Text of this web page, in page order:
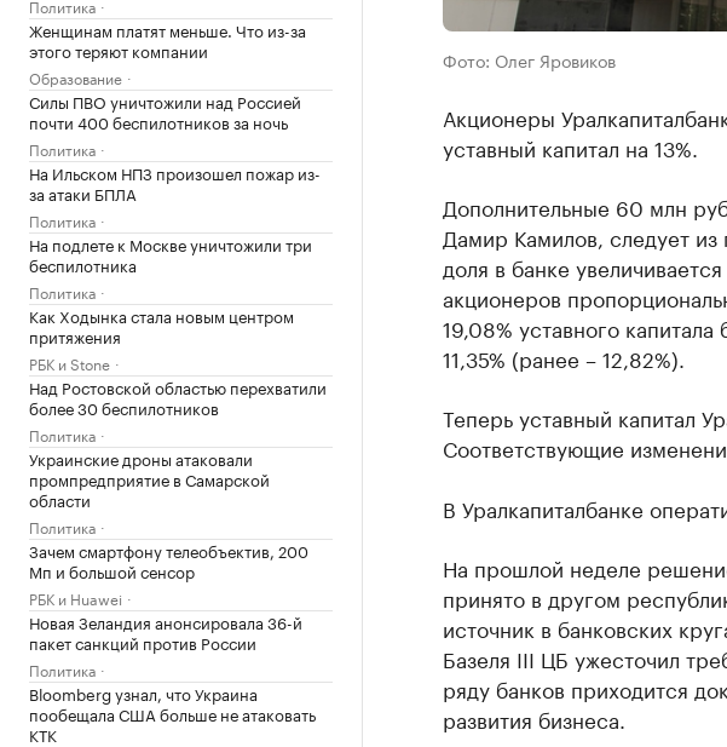
Политика
Женщинам платят меньше. Что из-за
этого теряют компании
Образование
Силы ПВО уничтожили над Россией
почти 400 беспилотников за ночь
Политика
На Ильском НПЗ произошел пожар из-
за атаки БПЛА
Политика
На подлете к Москве уничтожили три
беспилотника
Политика
Как Ходынка стала новым центром
притяжения
РБК и Stone
Над Ростовской областью перехватили
более 30 беспилотников
Политика
Украинские дроны атаковали
промпредприятие в Самарской
области
Политика
Зачем смартфону телеобъектив, 200
Мп и большой сенсор
РБК и Huawei
Новая Зеландия анонсировала 36-й
пакет санкций против России
Политика
Bloomberg узнал, что Украина
пообещала США больше не атаковать
КТК
Фото: Олег Яровиков
Акционеры
уставный капитал на 13%.
Дополнительные 60 млн
Дамир Камилов, следует
доля в банке
акционеров
19,08% уставного
11,35% (ранее – 12,82%).
Теперь уставный капитал
Соответствующие
В Уралкапиталбанке
На прошлой неделе
принято в другом
источник в банковских
Базеля III ЦБ ужесточил
ряду банков приходится
развития бизнеса.